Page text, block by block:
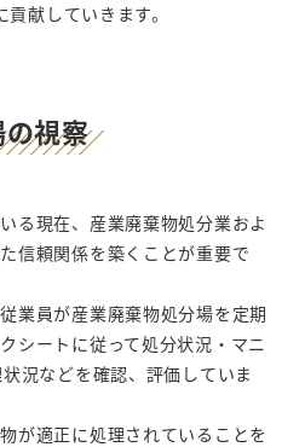
献していきます。
視察
る現在、産業廃棄物処分業およ
信頼関係を築くことが重要で
業員が産業廃棄物処分場を定期
シートに従って処分状況・マニ
況などを確認、評価していま
が適正に処理されていることを